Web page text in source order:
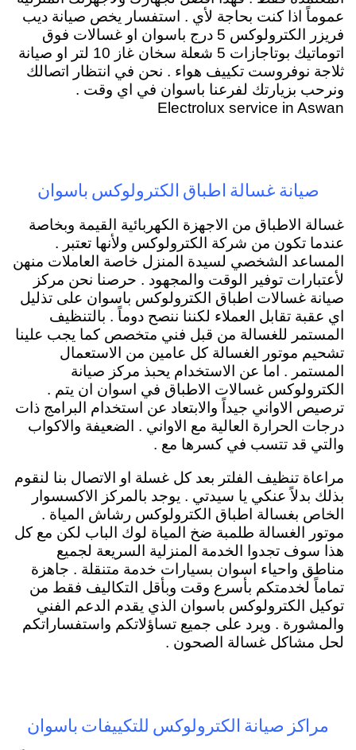
عموماً اذا كنت بحاجة لأي . استفسار يخص صيانة ديب
فريزر الكترولوكس 5 درج باسوان او غسالات فوق
اتوماتيك بوتاجازات 5 شعلة سخان غاز 10 لتر او صيانة
ثلاجة نوفروست تكييف هواء . نحن في انتظار اتصالك
ونرحب بزيارتك لفرعنا باسوان في اي وقت .
Electrolux service in Aswan
صيانة غسالة اطباق الكترولوكس باسوان
غسالة الاطباق من الاجهزة الكهربائية القيمة وبخاصة
عندما تكون من شركة الكترولوكس ولأنها تعتبر .
المساعد الشخصي لسيدة المنزل خاصة العاملات منهن
لأعتبارات توفير الوقت والمجهود . حرصنا نحن مركز
صيانة غسالات اطباق الكترولوكس باسوان على تذليل
اي عقبة تقابل العملاء لكننا ننصح دوماً . بالتنظيف
المستمر للغسالة من قبل فني متخصص كما يجب علينا
تشحيم موتور الغسالة كل عامين من الاستعمال
المستمر . اما عن الاستخدام يحبذ مركز صيانة
الكترولوكس غسالات الاطباق في اسوان ان يتم .
ترصيص الاواني جيداً والابتعاد عن استخدام البرامج ذات
درجات الحرارة العالية مع الاواني . الضعيفة والاكواب
والتي قد تتسب في كسرها مع .
مراعاة تنظيف الفلتر بعد كل غسلة او الاتصال بنا لنقوم
بذلك بدلاً عنكي يا سيدتي . يوجد بالمركز الاكسسوار
الخاص بغسالة اطباق الكترولوكس رشاش المياة .
موتور الغسالة طلمبة ضخ المياة لوك الباب لكن مع كل
هذا سوف تجدوا الخدمة المنزلية السريعة لجميع
مناطق واحياء اسوان بسيارات خدمة متنقلة . جاهزة
تماماً لخدمتكم بأسرع وقت وبأقل التكاليف فقط من
توكيل الكترولوكس باسوان الذي يقدم الدعم الفني
والمشورة . ويرد على جميع تساؤلاتكم واستفساراتكم
لحل مشاكل غسالة الصحون .
مراكز صيانة الكترولوكس للتكييفات باسوان